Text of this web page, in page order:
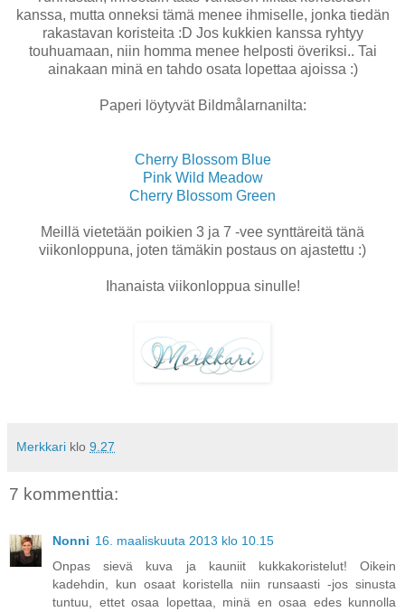
kanssa, mutta onneksi tämä menee ihmiselle, jonka tiedän
rakastavan koristeita :D Jos kukkien kanssa ryhtyy
touhuamaan, niin homma menee helposti överiksi.. Tai
ainakaan minä en tahdo osata lopettaa ajoissa :)
Paperi löytyvät Bildmålarnanilta:
Cherry Blossom Blue
Pink Wild Meadow
Cherry Blossom Green
Meillä vietetään poikien 3 ja 7 -vee synttäreitä tänä
viikonloppuna, joten tämäkin postaus on ajastettu :)
Ihanaista viikonloppua sinulle!
Merkkari klo 9.27
7 kommenttia:
Nonni 16. maaliskuuta 2013 klo 10.15
Onpas sievä kuva ja kauniit kukkakoristelut! Oikein
kadehdin, kun osaat koristella niin runsaasti -jos sinusta
tuntuu, ettet osaa lopettaa, minä en osaa edes kunnolla